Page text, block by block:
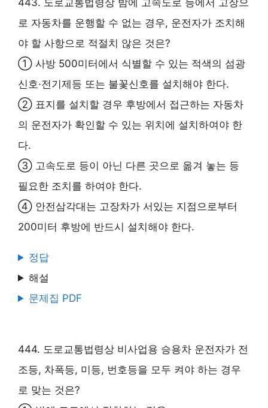
443. 도로교통법령상 밤에 고속도로 등에서 고장으
로 자동차를 운행할 수 없는 경우, 운전자가 조치해
야 할 사항으로 적절치 않은 것은?
① 사방 500미터에서 식별할 수 있는 적색의 섬광
신호·전기제등 또는 불꽃신호를 설치해야 한다.
② 표지를 설치할 경우 후방에서 접근하는 자동차
의 운전자가 확인할 수 있는 위치에 설치하여야 한
다.
③ 고속도로 등이 아닌 다른 곳으로 옮겨 놓는 등
필요한 조치를 하여야 한다.
④ 안전삼각대는 고장차가 서있는 지점으로부터
200미터 후방에 반드시 설치해야 한다.
정답
해설
문제집 PDF
444. 도로교통법령상 비사업용 승용차 운전자가 전
조등, 차폭등, 미등, 번호등을 모두 켜야 하는 경우
로 맞는 것은?